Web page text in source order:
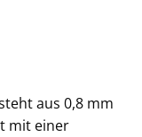
aus 0,8 mm
mit einer